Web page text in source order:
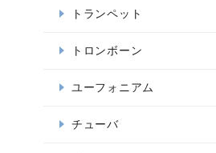
トランペット
トロンボーン
ユーフォニアム
チューバ